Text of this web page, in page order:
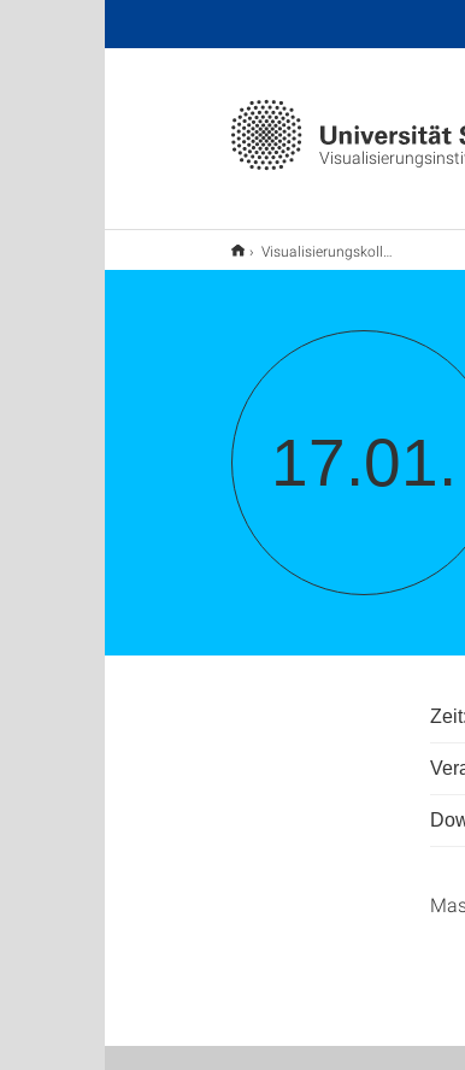
Visualisierungskolloquium: Halach, Tim
17.01.
Zeit: